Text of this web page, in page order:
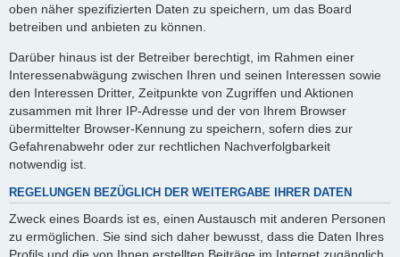
oben näher spezifizierten Daten zu speichern, um das Board
betreiben und anbieten zu können.
Darüber hinaus ist der Betreiber berechtigt, im Rahmen einer
Interessenabwägung zwischen Ihren und seinen Interessen sowie
den Interessen Dritter, Zeitpunkte von Zugriffen und Aktionen
zusammen mit Ihrer IP-Adresse und der von Ihrem Browser
übermittelter Browser-Kennung zu speichern, sofern dies zur
Gefahrenabwehr oder zur rechtlichen Nachverfolgbarkeit
notwendig ist.
REGELUNGEN BEZÜGLICH DER WEITERGABE IHRER DATEN
Zweck eines Boards ist es, einen Austausch mit anderen Personen
zu ermöglichen. Sie sind sich daher bewusst, dass die Daten Ihres
Profils und die von Ihnen erstellten Beiträge im Internet zugänglich